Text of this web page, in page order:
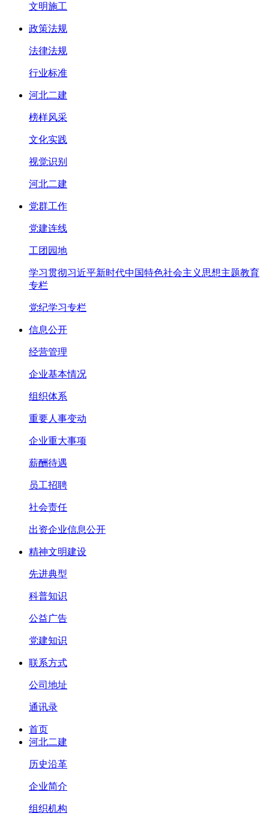
文明施工
政策法规
法律法规
行业标准
河北二建
榜样风采
文化实践
视觉识别
河北二建
党群工作
党建连线
工团园地
学习贯彻习近平新时代中国特色社会主义思想主题教育
专栏
党纪学习专栏
信息公开
经营管理
企业基本情况
组织体系
重要人事变动
企业重大事项
薪酬待遇
员工招聘
社会责任
出资企业信息公开
精神文明建设
先进典型
科普知识
公益广告
党建知识
联系方式
公司地址
通讯录
首页
河北二建
历史沿革
企业简介
组织机构